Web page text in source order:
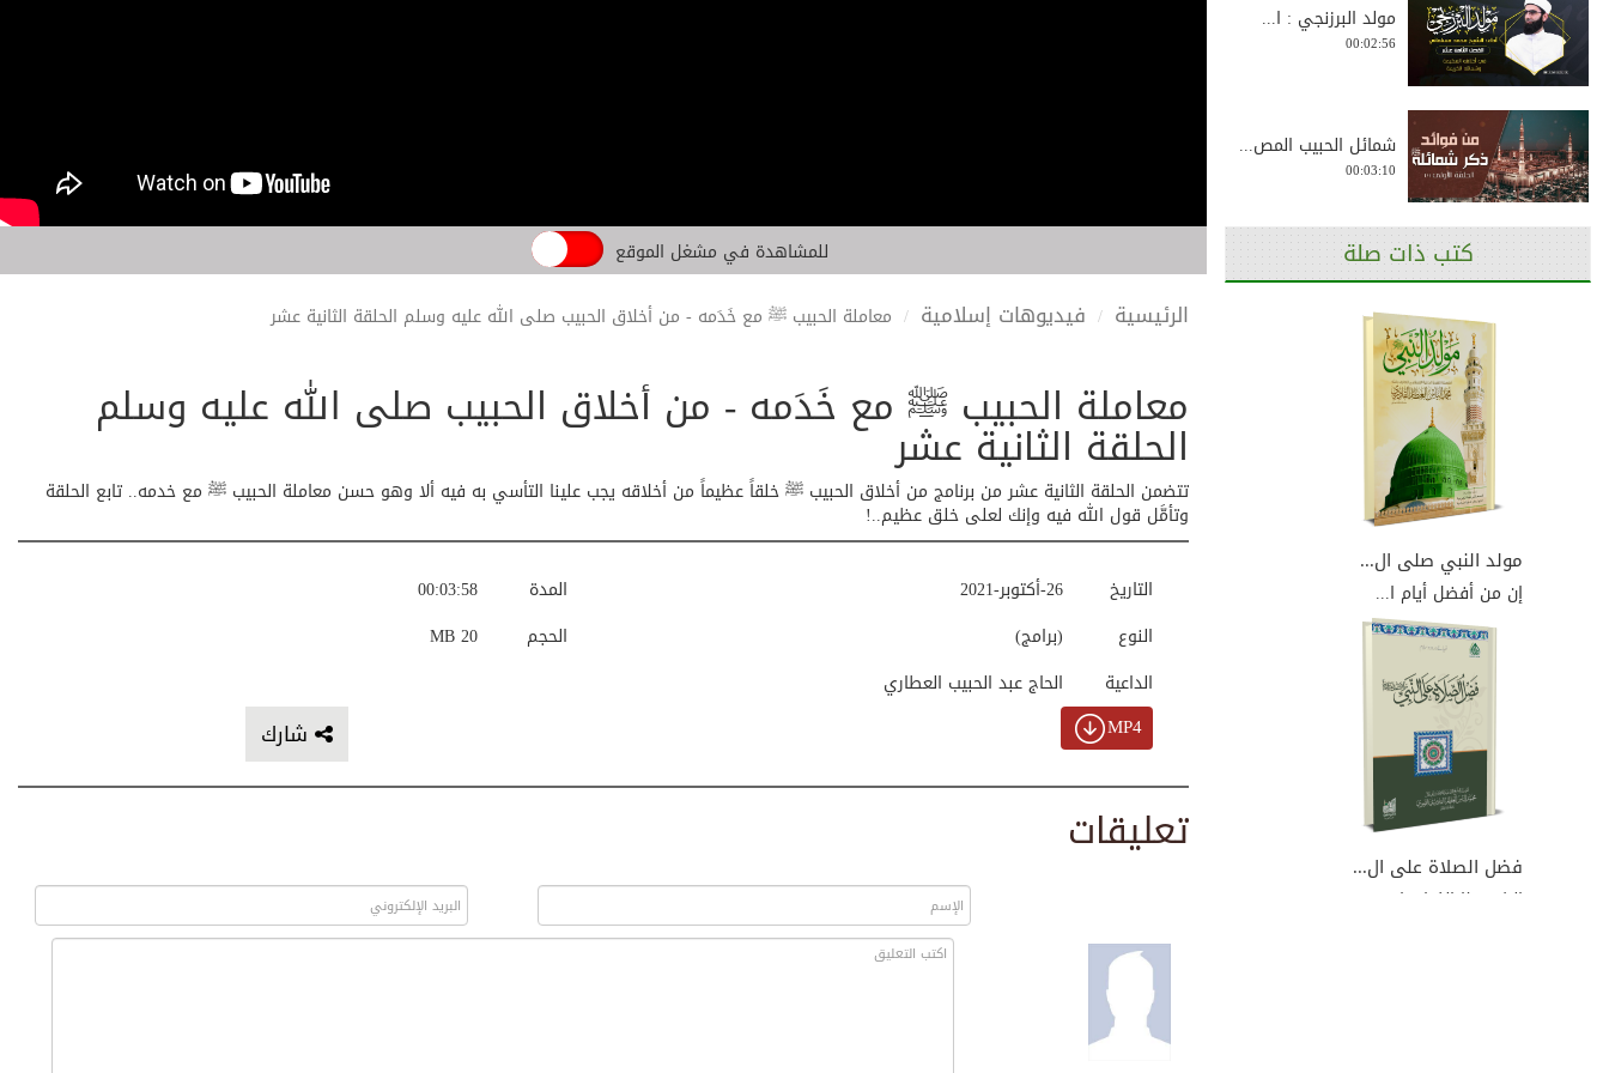
للمشاهدة في مشغل الموقع
الرئيسية فيديوهات إسلامية معاملة الحبيب ﷺ مع خَدَمه - من أخلاق الحبيب صلى الله عليه وسلم الحلقة الثانية عشر
معاملة الحبيب ﷺ مع خَدَمه - من أخلاق الحبيب صلى الله عليه وسلم
الحلقة الثانية عشر
تتضمن الحلقة الثانية عشر من برنامج من أخلاق الحبيب ﷺ خلقاً عظيماً من أخلاقه يجب علينا التأسي به فيه ألا وهو حسن معاملة الحبيب ﷺ مع خدمه.. تابع الحلقة
وتأمَّل قول الله فيه وإنك لعلى خلق عظيم..!
00:03:58
المدة
20 MB
الحجم
26-أكتوبر-2021
التاريخ
(برامج)
النوع
الحاج عبد الحبیب العطاري
الداعية
شارك MP4
تعليقات
مولد البرزنجي : ا...
00:02:56
شمائل الحبيب المص...
00:03:10
طريقة لقائه وسلام...
لقاء المحبين احتف...
00:03:33
رسول أتى في آخر ا...
00:00:34
00:01:59
ﷺ
كتب ذات صلة
مولد النبي صلى ال...
إن من أفضل أيام ا...
فضل الصلاة على ال...
إليك هذا الكتاب ا...